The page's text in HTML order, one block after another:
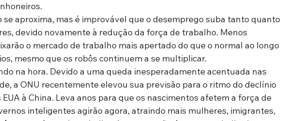
se aproxima, mas é improvável que o desemprego suba tanto quanto
devido novamente à redução da força de trabalho. Menos
o mercado de trabalho mais apertado do que o normal ao longo
mesmo que os robôs continuem a se multiplicar.
na hora. Devido a uma queda inesperadamente acentuada nas
a ONU recentemente elevou sua previsão para o ritmo do declínio
à China. Leva anos para que os nascimentos afetem a força de
inteligentes agirão agora, atraindo mais mulheres, imigrantes,